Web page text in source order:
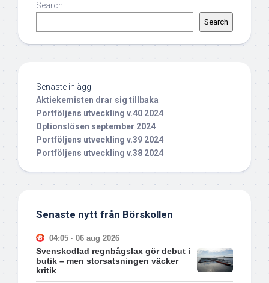
Search
Search
Senaste inlägg
Aktiekemisten drar sig tillbaka
Portföljens utveckling v.40 2024
Optionslösen september 2024
Portföljens utveckling v.39 2024
Portföljens utveckling v.38 2024
Senaste nytt från Börskollen
04:05 · 06 aug 2026
Svenskodlad regnbågslax gör debut i
butik – men storsatsningen väcker
kritik